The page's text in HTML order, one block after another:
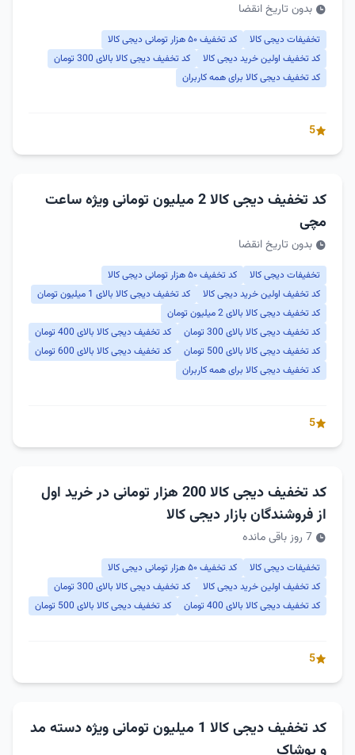
بدون تاریخ انقضا
تخفیفات دیجی کالا
کد تخفیف ۵۰ هزار تومانی دیجی کالا
کد تخفیف اولین خرید دیجی کالا
کد تخفیف دیجی کالا بالای 300 تومان
کد تخفیف دیجی کالا برای همه کاربران
5
کد تخفیف دیجی کالا 2 میلیون تومانی ویژه ساعت
مچی
بدون تاریخ انقضا
تخفیفات دیجی کالا
کد تخفیف ۵۰ هزار تومانی دیجی کالا
کد تخفیف اولین خرید دیجی کالا
کد تخفیف دیجی کالا بالای 1 میلیون تومان
کد تخفیف دیجی کالا بالای 2 میلیون تومان
کد تخفیف دیجی کالا بالای 300 تومان
کد تخفیف دیجی کالا بالای 400 تومان
کد تخفیف دیجی کالا بالای 500 تومان
کد تخفیف دیجی کالا بالای 600 تومان
کد تخفیف دیجی کالا برای همه کاربران
5
کد تخفیف دیجی کالا 200 هزار تومانی در خرید اول
از فروشندگان بازار دیجی کالا
7 روز باقی مانده
تخفیفات دیجی کالا
کد تخفیف ۵۰ هزار تومانی دیجی کالا
کد تخفیف اولین خرید دیجی کالا
کد تخفیف دیجی کالا بالای 300 تومان
کد تخفیف دیجی کالا بالای 400 تومان
کد تخفیف دیجی کالا بالای 500 تومان
5
کد تخفیف دیجی کالا 1 میلیون تومانی ویژه دسته مد